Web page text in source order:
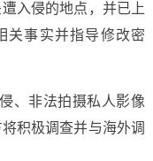
入侵的地点，并已上
关事实并指导修改密
、非法拍摄私人影像
积极调查并与海外调